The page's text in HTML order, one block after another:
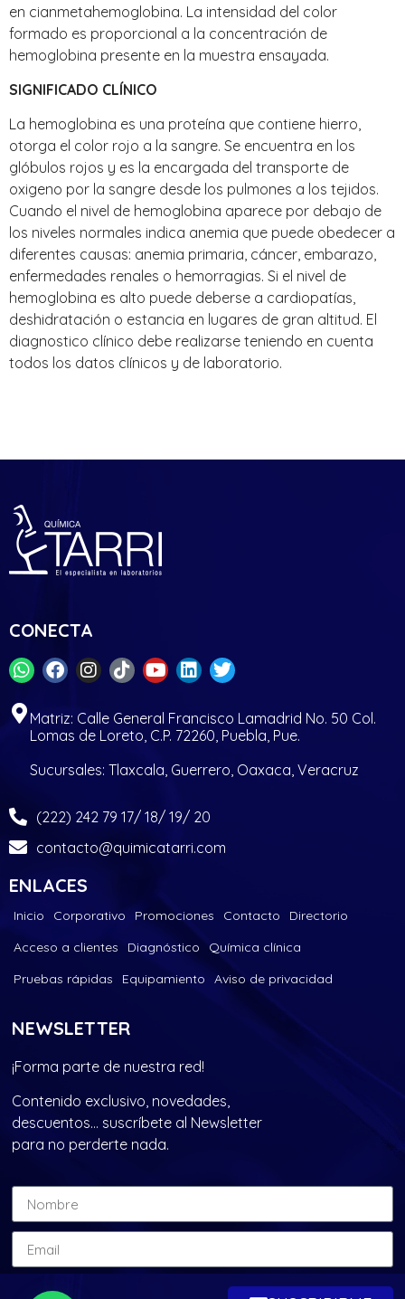
en cianmetahemoglobina. La intensidad del color
formado es proporcional a la concentración de
hemoglobina presente en la muestra ensayada.
SIGNIFICADO CLÍNICO
La hemoglobina es una proteína que contiene hierro,
otorga el color rojo a la sangre. Se encuentra en los
glóbulos rojos y es la encargada del transporte de
oxigeno por la sangre desde los pulmones a los tejidos.
Cuando el nivel de hemoglobina aparece por debajo de
los niveles normales indica anemia que puede obedecer a
diferentes causas: anemia primaria, cáncer, embarazo,
enfermedades renales o hemorragias. Si el nivel de
hemoglobina es alto puede deberse a cardiopatías,
deshidratación o estancia en lugares de gran altitud. El
diagnostico clínico debe realizarse teniendo en cuenta
todos los datos clínicos y de laboratorio.
CONECTA
Matriz: Calle General Francisco Lamadrid No. 50 Col.
Lomas de Loreto, C.P. 72260, Puebla, Pue.
Sucursales: Tlaxcala, Guerrero, Oaxaca, Veracruz
(222) 242 79 17/ 18/ 19/ 20
contacto@quimicatarri.com
ENLACES
Inicio Corporativo Promociones Contacto
Directorio
Acceso a clientes
Diagnóstico
Química clínica
Pruebas rápidas
Equipamiento Aviso de privacidad
NEWSLETTER
¡Forma parte de nuestra red!
Contenido exclusivo, novedades,
descuentos… suscríbete al Newsletter
para no perderte nada.